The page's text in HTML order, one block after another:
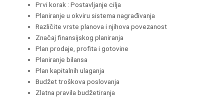
Prvi korak : Postavljanje cilja
Planiranje u okviru sistema nagrađivanja
Različite vrste planova i njihova povezanost
Značaj finansijskog planiranja
Plan prodaje, profita i gotovine
Planiranje bilansa
Plan kapitalnih ulaganja
Budžet troškova poslovanja
Zlatna pravila budžetiranja